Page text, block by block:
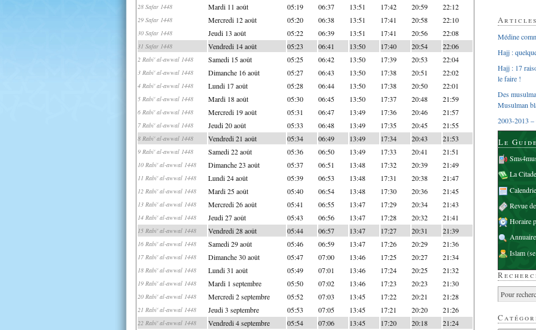
28 Safar 1448 Mardi 11 août 05:19 06:37 13:51 17:42 20:59 22:12
29 Safar 1448 Mercredi 12 août 05:20 06:38 13:51 17:41 20:58 22:10
30 Safar 1448 Jeudi 13 août 05:22 06:39 13:51 17:41 20:56 22:08
31 Safar 1448 Vendredi 14 août 05:23 06:41 13:50 17:40 20:54 22:06
2 Rabi' al-awwal 1448 Samedi 15 août 05:25 06:42 13:50 17:39 20:53 22:04
3 Rabi' al-awwal 1448 Dimanche 16 août 05:27 06:43 13:50 17:38 20:51 22:02
4 Rabi' al-awwal 1448 Lundi 17 août 05:28 06:44 13:50 17:38 20:50 22:01
5 Rabi' al-awwal 1448 Mardi 18 août 05:30 06:45 13:50 17:37 20:48 21:59
6 Rabi' al-awwal 1448 Mercredi 19 août 05:31 06:47 13:49 17:36 20:46 21:57
7 Rabi' al-awwal 1448 Jeudi 20 août 05:33 06:48 13:49 17:35 20:45 21:55
8 Rabi' al-awwal 1448 Vendredi 21 août 05:34 06:49 13:49 17:34 20:43 21:53
9 Rabi' al-awwal 1448 Samedi 22 août 05:36 06:50 13:49 17:33 20:41 21:51
10 Rabi' al-awwal 1448 Dimanche 23 août 05:37 06:51 13:48 17:32 20:39 21:49
11 Rabi' al-awwal 1448 Lundi 24 août 05:39 06:53 13:48 17:31 20:38 21:47
12 Rabi' al-awwal 1448 Mardi 25 août 05:40 06:54 13:48 17:30 20:36 21:45
13 Rabi' al-awwal 1448 Mercredi 26 août 05:41 06:55 13:47 17:29 20:34 21:43
14 Rabi' al-awwal 1448 Jeudi 27 août 05:43 06:56 13:47 17:28 20:32 21:41
15 Rabi' al-awwal 1448 Vendredi 28 août 05:44 06:57 13:47 17:27 20:31 21:39
16 Rabi' al-awwal 1448 Samedi 29 août 05:46 06:59 13:47 17:26 20:29 21:36
17 Rabi' al-awwal 1448 Dimanche 30 août 05:47 07:00 13:46 17:25 20:27 21:34
18 Rabi' al-awwal 1448 Lundi 31 août 05:49 07:01 13:46 17:24 20:25 21:32
19 Rabi' al-awwal 1448 Mardi 1 septembre 05:50 07:02 13:46 17:23 20:23 21:30
20 Rabi' al-awwal 1448 Mercredi 2 septembre 05:52 07:03 13:45 17:22 20:21 21:28
21 Rabi' al-awwal 1448 Jeudi 3 septembre 05:53 07:05 13:45 17:21 20:20 21:26
22 Rabi' al-awwal 1448 Vendredi 4 septembre 05:54 07:06 13:45 17:20 20:18 21:24
Médine
Hajj :
Hajj : 17
le faire !
Des
Musulman
2003-2013 –
Le
La
Revue
Horaire
Islam